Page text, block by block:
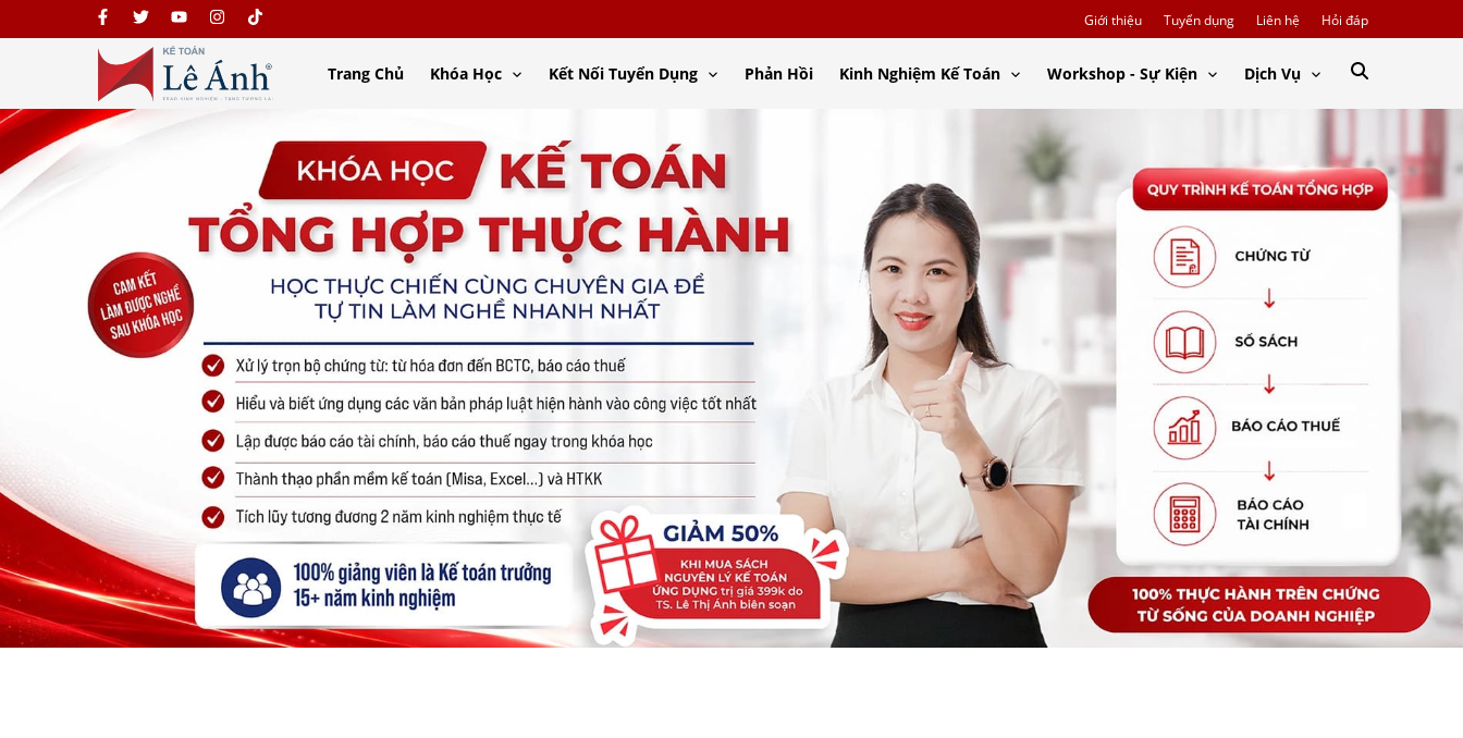
Giới thiệu Tuyển dụng Liên hệ Hỏi đáp
Trang Chủ Khóa Học Kết Nối Tuyển Dụng Phản Hồi Kinh Nghiệm Kế Toán Workshop - Sự Kiện Dịch Vụ